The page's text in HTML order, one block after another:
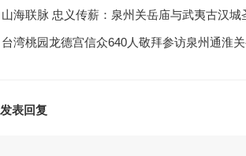
山海联脉 忠义传薪：泉州关岳庙与武夷古汉城
台湾桃园龙德宫信众640人敬拜参访泉州通淮
发表回复